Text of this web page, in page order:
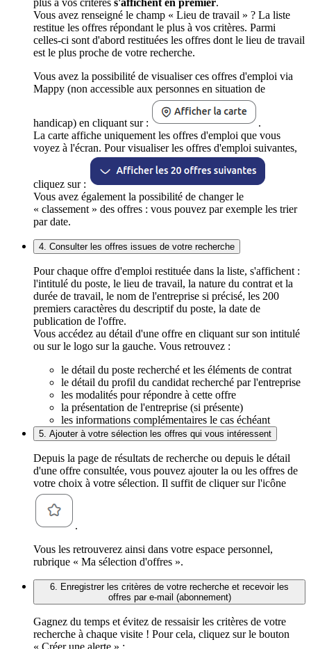
plus à vos critères s'affichent en premier.
Vous avez renseigné le champ « Lieu de travail » ? La liste
restitue les offres répondant le plus à vos critères. Parmi
celles-ci sont d'abord restituées les offres dont le lieu de travail
est le plus proche de votre recherche.
Vous avez la possibilité de visualiser ces offres d'emploi via
Mappy (non accessible aux personnes en situation de
handicap) en cliquant sur :
.
La carte affiche uniquement les offres d'emploi que vous
voyez à l'écran. Pour visualiser les offres d'emploi suivantes,
cliquez sur :
Vous avez également la possibilité de changer le
« classement » des offres : vous pouvez par exemple les trier
par date.
4. Consulter les offres issues de votre recherche
Pour chaque offre d'emploi restituée dans la liste, s'affichent :
l'intitulé du poste, le lieu de travail, la nature du contrat et la
durée de travail, le nom de l'entreprise si précisé, les 200
premiers caractères du descriptif du poste, la date de
publication de l'offre.
Vous accédez au détail d'une offre en cliquant sur son intitulé
ou sur le logo sur la gauche. Vous retrouvez :
le détail du poste recherché et les éléments de contrat
le détail du profil du candidat recherché par l'entreprise
les modalités pour répondre à cette offre
la présentation de l'entreprise (si présente)
les informations complémentaires le cas échéant
5. Ajouter à votre sélection les offres qui vous intéressent
Depuis la page de résultats de recherche ou depuis le détail
d'une offre consultée, vous pouvez ajouter la ou les offres de
votre choix à votre sélection. Il suffit de cliquer sur l'icône
.
Vous les retrouverez ainsi dans votre espace personnel,
rubrique « Ma sélection d'offres ».
6. Enregistrer les critères de votre recherche et recevoir les
offres par e-mail (abonnement)
Gagnez du temps et évitez de ressaisir les critères de votre
recherche à chaque visite ! Pour cela, cliquez sur le bouton